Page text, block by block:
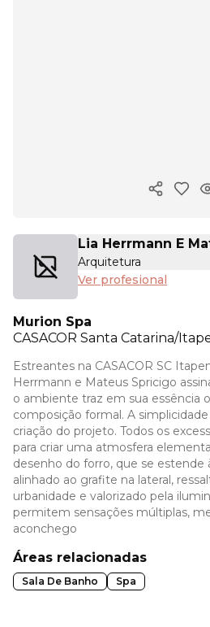
Copiar
Lia Herrmann E
Arquitetura
Ver profesional
Murion Spa
CASACOR Santa Catarina/
Estreantes na CASACOR SC
Herrmann e Mateus Spricigo
o ambiente traz em sua essência
composição formal. A
criação do projeto. Todos os
para criar uma atmosfera
desenho do forro, que se estende
alinhado ao grafite na lateral,
urbanidade e valorizado pela
permitem sensações múltiplas,
aconchego
Áreas relacionadas
Sala De Banho Spa